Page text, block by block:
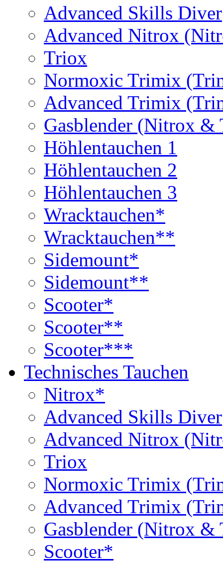
Advanced Skills Diver
Advanced Nitrox
Triox
Normoxic Trimix
Advanced Trimix
Gasblender (Nitrox
Höhlentauchen 1
Höhlentauchen 2
Höhlentauchen 3
Wracktauchen*
Wracktauchen**
Sidemount*
Sidemount**
Scooter*
Scooter**
Scooter***
Technisches Tauchen
Nitrox*
Advanced Skills Diver
Advanced Nitrox
Triox
Normoxic Trimix
Advanced Trimix
Gasblender (Nitrox
Scooter*